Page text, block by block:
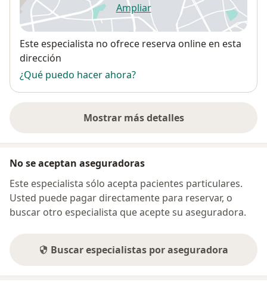
Ampliarse abre en una nueva
Disponibilidad
Este especialista no ofrece reserva online en esta
dirección
¿Qué puedo hacer ahora?
Mostrar más detalles
sobre la dirección
No se aceptan aseguradoras
Este especialista sólo acepta pacientes particulares.
Usted puede pagar directamente para reservar, o
buscar otro especialista que acepte su aseguradora.
Buscar especialistas por aseguradora